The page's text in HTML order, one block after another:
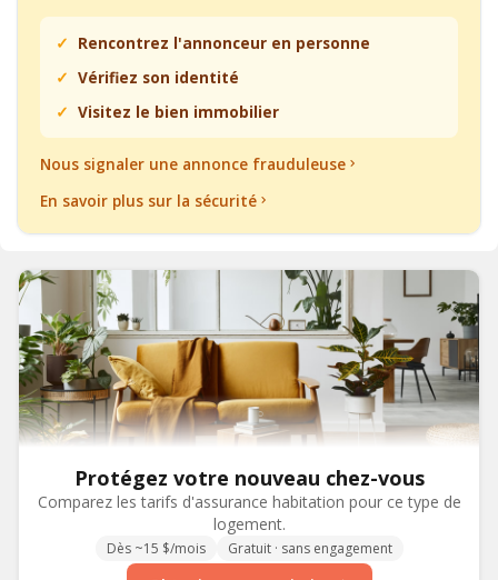
Rencontrez l'annonceur en personne
Vérifiez son identité
Visitez le bien immobilier
Nous signaler une annonce frauduleuse
En savoir plus sur la sécurité
Protégez votre nouveau chez-vous
Comparez les tarifs d'assurance habitation pour ce type de
logement.
Dès ~15 $/mois Gratuit · sans engagement